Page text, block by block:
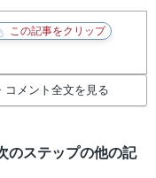
コメント全文を見る
のステップの他の記